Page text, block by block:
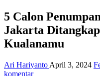
5 Calon
Jakarta
Kualanamu
Ari Hariyanto April 3, 2024
komentar